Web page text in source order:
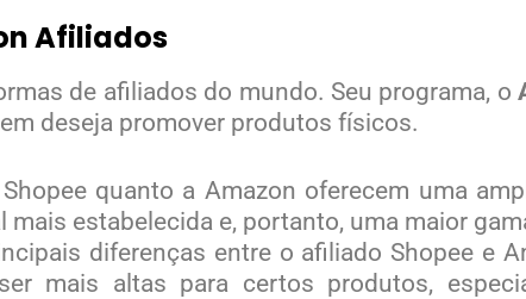
Afiliados
de afiliados do mundo. Seu programa, o
deseja promover produtos físicos.
quanto a Amazon oferecem uma
estabelecida e, portanto, uma maior
diferenças entre o afiliado Shopee e
mais altas para certos produtos,